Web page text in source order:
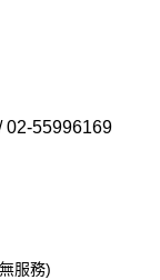
02-55996169
服務)